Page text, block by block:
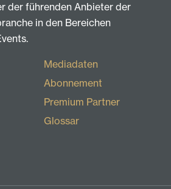
der führenden Anbieter der
in den Bereichen
Mediadaten
Abonnement
Premium Partner
Glossar